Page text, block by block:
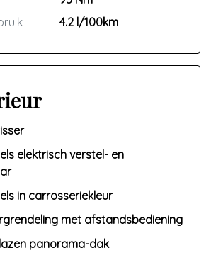
4.2 l/100km
elektrisch verstel- en
in carrosseriekleur
met afstandsbediening
panorama-dak